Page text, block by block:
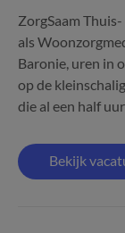
ZorgSaam
als
Baronie, uren in
op de
die al een half
Bekijk